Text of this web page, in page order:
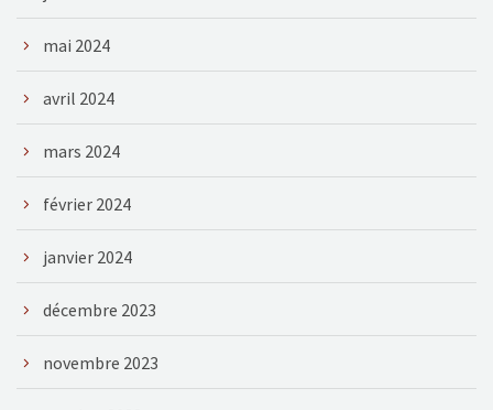
mai 2024
avril 2024
mars 2024
février 2024
janvier 2024
décembre 2023
novembre 2023